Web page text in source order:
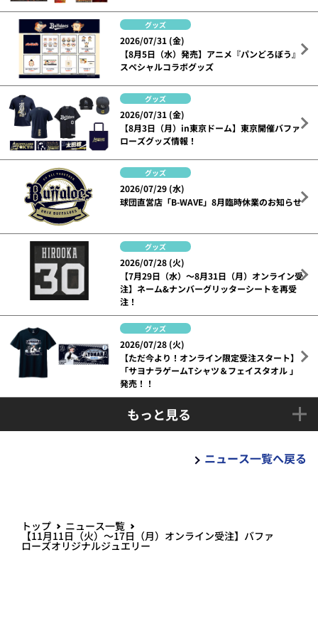
グッズ
2026/07/31 (金)
【8月5日（水）発売】アニメ『パンどろぼう』
スペシャルコラボグッズ
グッズ
2026/07/31 (金)
【8月3日（月）in東京ドーム】東京開催バファ
ローズグッズ情報！
グッズ
2026/07/29 (水)
球団直営店「B-WAVE」8月臨時休業のお知らせ
グッズ
2026/07/28 (火)
【7月29日（水）～8月31日（月）オンライン受
注】ネーム&ナンバーグリッターシートを再受
注！
グッズ
2026/07/28 (火)
【ただ今より！オンライン限定受注スタート】
「サヨナラゲームTシャツ＆フェイスタオル 」
発売！！
もっと見る
ニュース一覧へ戻る
トップ ニュース一覧
【11月11日（火）～17日（月）オンライン受注】バファ
ローズオリジナルジュエリー